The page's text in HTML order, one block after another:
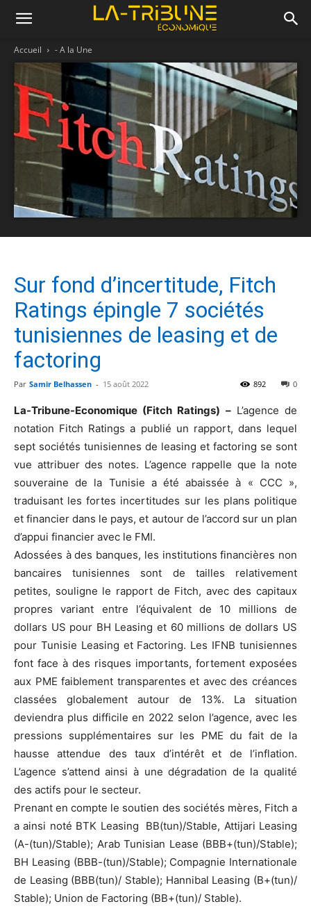
Accueil - A la Une
Sur fond d’incertitude, Fitch
Ratings épingle 7 sociétés
tunisiennes de leasing et de
factoring
Par Samir Belhassen - 15 août 2022 0
892
La-Tribune-Economique (Fitch Ratings) –L’agence de
notation Fitch Ratings a publié un rapport, dans lequel
sept sociétés tunisiennes de leasing et factoring se sont
vue attribuer des notes. L’agence rappelle que la note
souveraine de la Tunisie a été abaissée à « CCC »,
traduisant les fortes incertitudes sur les plans politique
et financier dans le pays, et autour de l’accord sur un plan
d’appui financier avec le FMI.
Adossées à des banques, les institutions financières non
bancaires tunisiennes sont de tailles relativement
petites, souligne le rapport de Fitch, avec des capitaux
propres variant entre l’équivalent de 10 millions de
dollars US pour BH Leasing et 60 millions de dollars US
pour Tunisie Leasing et Factoring. Les IFNB tunisiennes
font face à des risques importants, fortement exposées
aux PME faiblement transparentes et avec des créances
classées globalement autour de 13%. La situation
deviendra plus difficile en 2022 selon l’agence, avec les
pressions supplémentaires sur les PME du fait de la
hausse attendue des taux d’intérêt et de l’inflation.
L’agence s’attend ainsi à une dégradation de la qualité
des actifs pour le secteur.
Prenant en compte le soutien des sociétés mères, Fitch a
a ainsi noté BTK Leasing BB(tun)/Stable, Attijari Leasing
(A-(tun)/Stable); Arab Tunisian Lease (BBB+(tun)/Stable);
BH Leasing (BBB-(tun)/Stable); Compagnie Internationale
de Leasing (BBB(tun)/ Stable); Hannibal Leasing (B+(tun)/
Stable); Union de Factoring (BB+(tun)/ Stable).